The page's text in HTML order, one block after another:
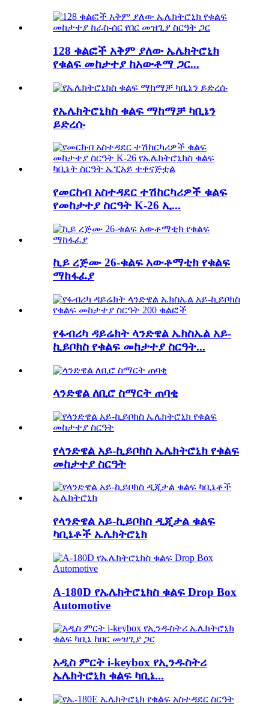
128 ቁልፎች አቅም ያለው ኤሌክትሮኒክ
የቁልፍ መከታተያ ከአውቶማ ጋር...
የኤሌክትሮኒክስ ቁልፍ ማከማቻ ካቢኔን
ይድረሱ
የመርከብ አስተዳደር ተሽከርካሪዎች ቁልፍ
የመከታተያ ስርዓት K-26 ኢ...
ኪይ ረጅሙ 26-ቁልፍ አውቶማቲክ የቁልፍ
ማከፋፈያ
የፋብሪካ ዳይሬክት ላንድዌል ኤክስኤል አይ-
ኪይቦክስ የቁልፍ መከታተያ ስርዓት...
ላንድዌል ለቢሮ ስማርት ጠባቂ
የላንድዌል አይ-ኪይቦክስ ኤሌክትሮኒክ የቁልፍ
መከታተያ ስርዓት
የላንድዌል አይ-ኪይቦክስ ዲጂታል ቁልፍ
ካቢኔቶች ኤሌክትሮኒክ
A-180D የኤሌክትሮኒክስ ቁልፍ Drop Box
Automotive
አዲስ ምርት i-keybox የኢንዱስትሪ
ኤሌክትሮኒክ ቁልፍ ካቢኔ...